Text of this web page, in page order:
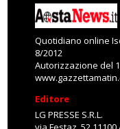
Quotidiano online
8/2012
Autorizzazione del
Editore
LG PRESSE S.R.L.